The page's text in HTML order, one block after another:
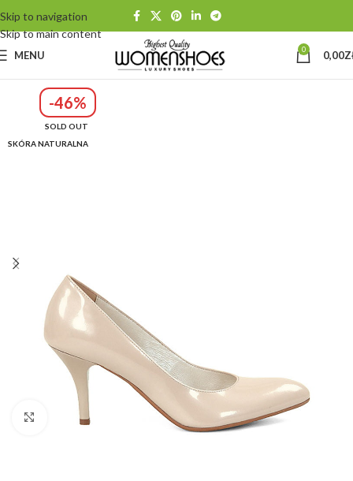
Skip to navigation
Skip to main content
MENU 0 0,00
-46%
SOLD OUT
SKÓRA NATURALNA
Click to enlarge